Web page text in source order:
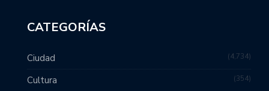
CATEGORÍAS
Ciudad 4,734
Cultura 354